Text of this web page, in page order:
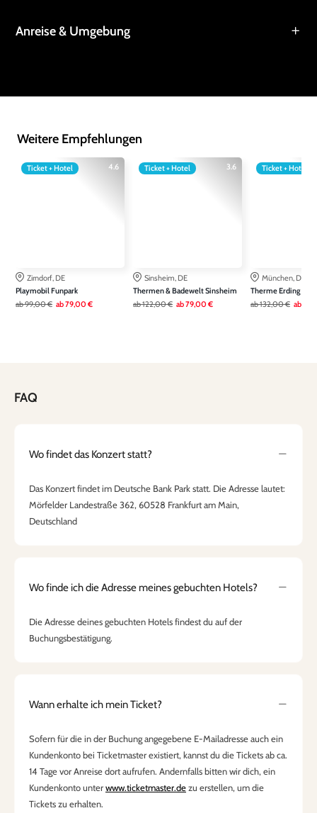
Anreise & Umgebung
Weitere Empfehlungen
4.6
Ticket + Hotel
Zirndorf, DE
Playmobil Funpark
ab99,00 € ab79,00 €
3.6
Ticket + Hotel
Sinsheim, DE
Thermen & Badewelt Sinsheim
ab122,00 € ab79,00 €
Ticket + Hotel
München, DE
Therme Erding
ab132,00 € ab
FAQ
Wo findet das Konzert statt?
Das Konzert findet im Deutsche Bank Park statt. Die Adresse lautet:
Mörfelder Landestraße 362, 60528 Frankfurt am Main,
Deutschland
Wo finde ich die Adresse meines gebuchten Hotels?
Die Adresse deines gebuchten Hotels findest du auf der
Buchungsbestätigung.
Wann erhalte ich mein Ticket?
Sofern für die in der Buchung angegebene E-Mailadresse auch ein
Kundenkonto bei Ticketmaster existiert, kannst du die Tickets ab ca.
14 Tage vor Anreise dort aufrufen. Andernfalls bitten wir dich, ein
Kundenkonto unterwww.ticketmaster.dezu erstellen, um die
Tickets zu erhalten.